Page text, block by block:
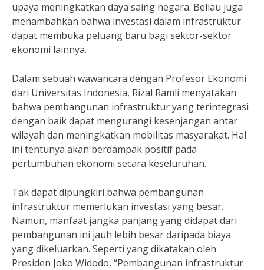
upaya meningkatkan daya saing negara. Beliau juga
menambahkan bahwa investasi dalam infrastruktur
dapat membuka peluang baru bagi sektor-sektor
ekonomi lainnya.
Dalam sebuah wawancara dengan Profesor Ekonomi
dari Universitas Indonesia, Rizal Ramli menyatakan
bahwa pembangunan infrastruktur yang terintegrasi
dengan baik dapat mengurangi kesenjangan antar
wilayah dan meningkatkan mobilitas masyarakat. Hal
ini tentunya akan berdampak positif pada
pertumbuhan ekonomi secara keseluruhan.
Tak dapat dipungkiri bahwa pembangunan
infrastruktur memerlukan investasi yang besar.
Namun, manfaat jangka panjang yang didapat dari
pembangunan ini jauh lebih besar daripada biaya
yang dikeluarkan. Seperti yang dikatakan oleh
Presiden Joko Widodo, “Pembangunan infrastruktur